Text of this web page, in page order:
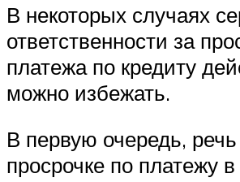
В некоторых случаях
ответственности за
платежа по кредиту
можно избежать.
В первую очередь,
просрочке по платежу